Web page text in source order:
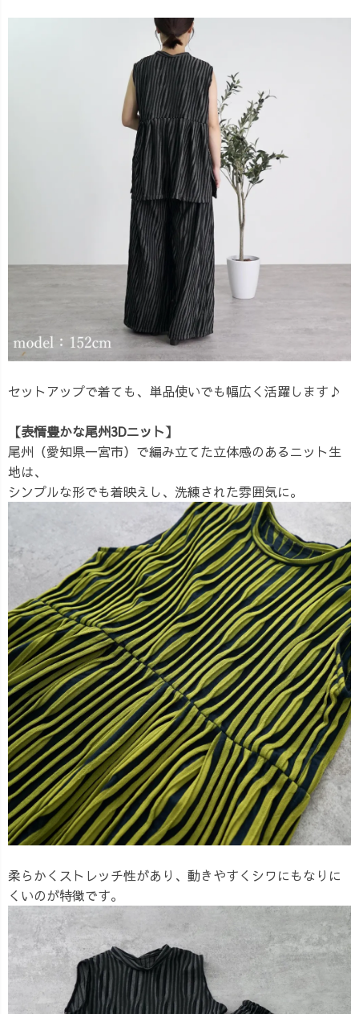
セットアップで着ても、単品使いでも幅広く活躍します♪
【表情豊かな尾州3Dニット】
尾州（愛知県一宮市）で編み立てた立体感のあるニット生
地は、
シンプルな形でも着映えし、洗練された雰囲気に。
柔らかくストレッチ性があり、動きやすくシワにもなりに
くいのが特徴です。